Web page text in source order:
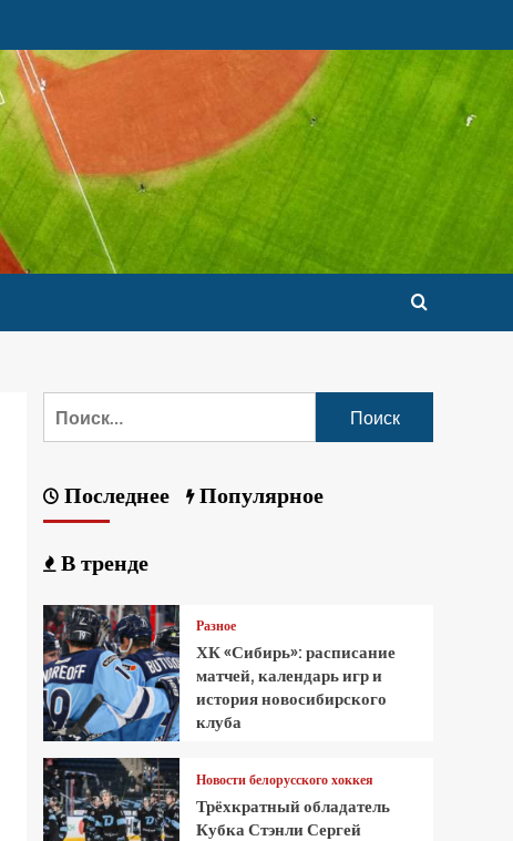
Последнее Популярное
В тренде
Разное
ХК «Сибирь»: расписание
матчей, календарь игр и
история новосибирского
клуба
Новости белорусского хоккея
Трёхкратный обладатель
Кубка Стэнли Сергей